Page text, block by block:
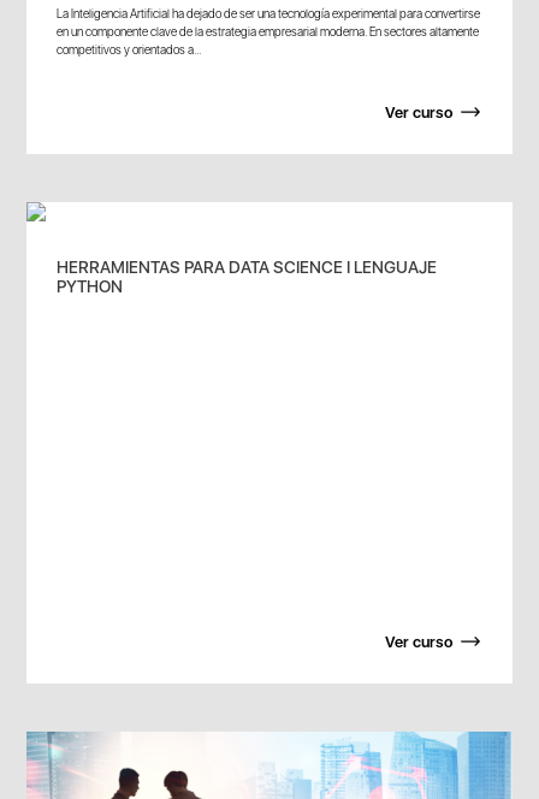
La Inteligencia Artificial ha dejado de ser una tecnología experimental para convertirse
en un componente clave de la estrategia empresarial moderna. En sectores altamente
competitivos y orientados a...
Ver curso
HERRAMIENTAS PARA DATA SCIENCE I LENGUAJE
PYTHON
Ver curso